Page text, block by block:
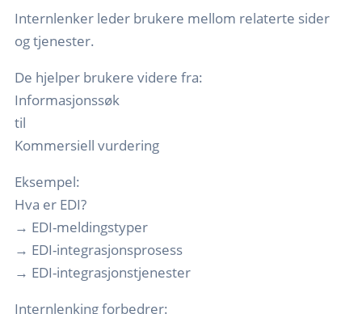
Internlenker leder brukere mellom relaterte sider
og tjenester.
De hjelper brukere videre fra:
Informasjonssøk
til
Kommersiell vurdering
Eksempel:
Hva er EDI?
→ EDI-meldingstyper
→ EDI-integrasjonsprosess
→ EDI-integrasjonstjenester
Internlenking forbedrer: